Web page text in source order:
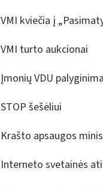
VMI kviečia į
VMI turto aukcionai
Įmonių VDU
STOP šešėliui
Krašto apsaugos
Interneto svetainės